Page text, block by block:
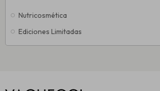
Nutricosmética
Ediciones Limitadas